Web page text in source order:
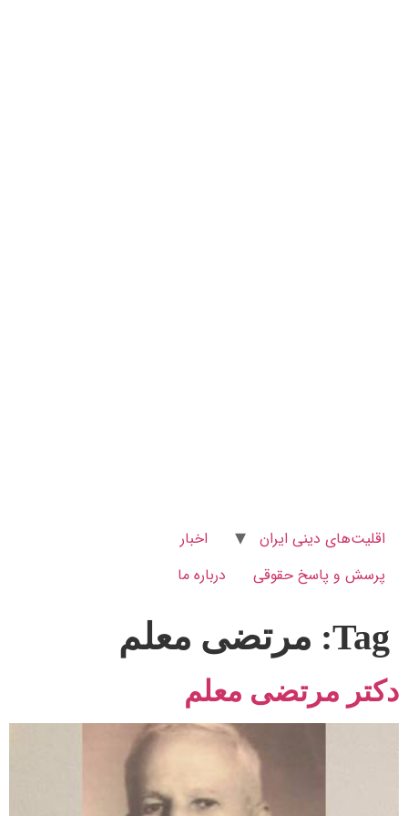
اقلیت‌های دینی ایران
اخبار
پرسش و پاسخ‌ حقوقی
درباره ما
Tag: مرتضی معلم
دکتر مرتضی معلم